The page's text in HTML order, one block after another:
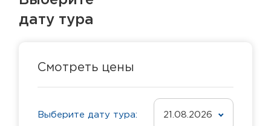
дату тура
Смотреть цены
Выберите дату тура: 21.08.2026